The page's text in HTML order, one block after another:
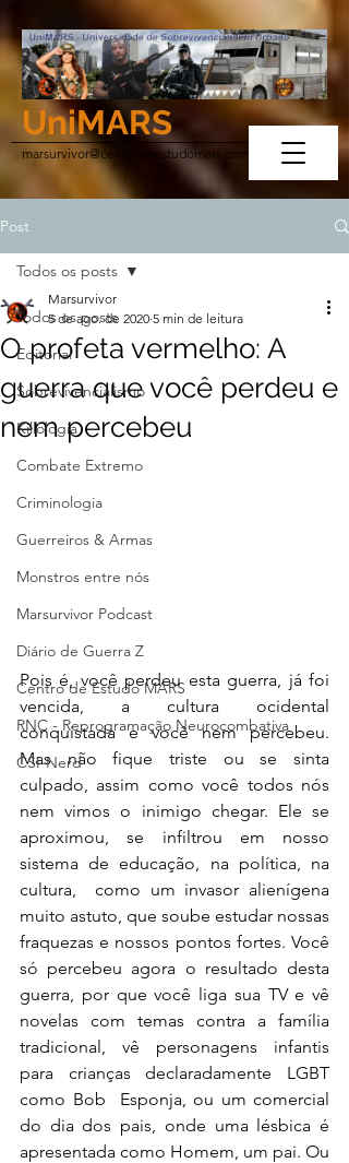
UniMARS
marsurvivor@centrodeestudomars.com
Post
Todos os posts
Editorial
Sobrevivencialismo
Killologia
Combate Extremo
Criminologia
Guerreiros & Armas
Monstros entre nós
Marsurvivor Podcast
Diário de Guerra Z
Centro de Estudo MARS
RNC - Reprogramação Neurocombativa
CSI-Nerd
Todos os posts
O profeta vermelho: A
guerra que você perdeu e
nem percebeu
Marsurvivor
5 de ago. de 2020 5 min de leitura
Pois é, você perdeu esta guerra, já foi
vencida, a cultura ocidental
conquistada e você nem percebeu.
Mas não fique triste ou se sinta
culpado, assim como você todos nós
nem vimos o inimigo chegar. Ele se
aproximou, se infiltrou em nosso
sistema de educação, na política, na
cultura,  como um invasor alienígena
muito astuto, que soube estudar nossas
fraquezas e nossos pontos fortes. Você
só percebeu agora o resultado desta
guerra, por que você liga sua TV e vê
novelas com temas contra a família
tradicional, vê personagens infantis
para crianças declaradamente LGBT
como Bob  Esponja, ou um comercial
do dia dos pais, onde uma lésbica é
apresentada como Homem, um pai. Ou